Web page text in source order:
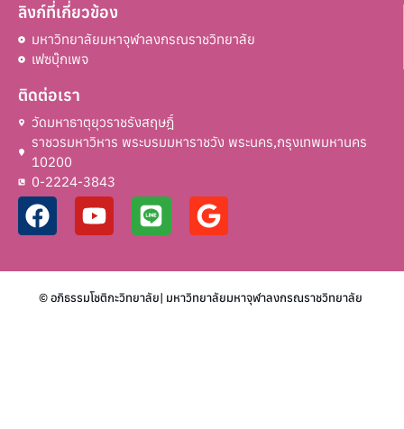
ลิงก์ที่เกี่ยวข้อง
มหาวิทยาลัยมหาจุฬาลงกรณราชวิทยาลัย
เฟซบุ๊กเพจ
ติดต่อเรา
วัดมหาธาตุยุวราชรังสฤษฎิ์
ราชวรมหาวิหาร พระบรมมหาราชวัง พระนคร,กรุงเทพมหานคร
10200
0-2224-3843
© อภิธรรมโชติกะวิทยาลัย| มหาวิทยาลัยมหาจุฬาลงกรณราชวิทยาลัย